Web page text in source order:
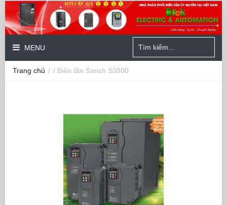
MENU
Trang chủ / / Biến tần Sanch S3800